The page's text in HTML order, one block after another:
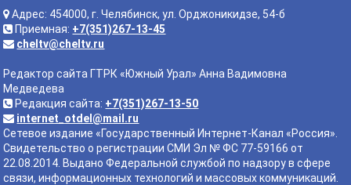
Адрес: 454000, г. Челябинск, ул. Орджоникидзе, 54-б
Приемная: +7(351)267-13-45
cheltv@cheltv.ru
Редактор сайта ГТРК «Южный Урал» Анна Вадимовна
Медведева
Редакция сайта: +7(351)267-13-50
internet_otdel@mail.ru
Сетевое издание «Государственный Интернет-Канал «Россия».
Свидетельство о регистрации СМИ Эл № ФС 77-59166 от
22.08.2014. Выдано Федеральной службой по надзору в сфере
связи, информационных технологий и массовых коммуникаций.